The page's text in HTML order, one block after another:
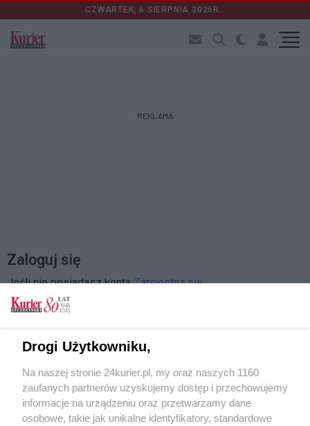
CZWARTEK, 6 SIERPNIA 2026R.
REKLAMA
Zaloguj się
Jeśli nie posiadasz kontaZarejestruj się
Drogi Użytkowniku,
Na naszej stronie 24kurier.pl, my oraz naszych 1160
zaufanych partnerów uzyskujemy dostęp i przechowujemy
informacje na urządzeniu oraz przetwarzamy dane
osobowe, takie jak unikalne identyfikatory, standardowe